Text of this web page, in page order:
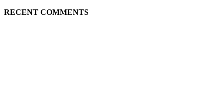
RECENT COMMENTS